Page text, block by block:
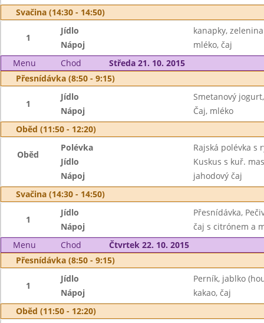
Svačina (14:30 - 14:50)
1
Jídlo
kanapky, zelenina
Nápoj
mléko, čaj
Menu
Chod
Středa 21. 10. 2015
Přesnídávka (8:50 - 9:15)
1
Jídlo
Smetanový
Nápoj
Čaj, mléko
Oběd (11:50 - 12:20)
Oběd
Polévka
Rajská polévka s
Jídlo
Kuskus s kuř.
Nápoj
jahodový čaj
Svačina (14:30 - 14:50)
1
Jídlo
Přesnídávka,
Nápoj
čaj s citrónem a
Menu
Chod
Čtvrtek 22. 10. 2015
Přesnídávka (8:50 - 9:15)
1
Jídlo
Perník, jablko
Nápoj
kakao, čaj
Oběd (11:50 - 12:20)